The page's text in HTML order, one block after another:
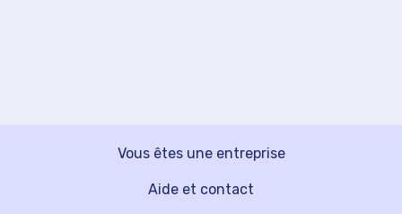
Vous êtes une entreprise
Aide et contact